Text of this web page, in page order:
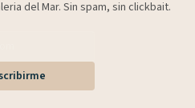
del Mar. Sin spam, sin clickbait.